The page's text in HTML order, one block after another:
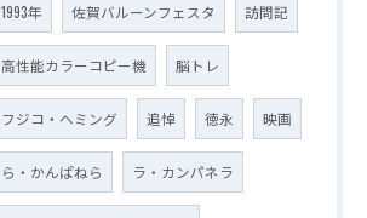
1993年 佐賀バルーンフェスタ 訪問記
高性能カラーコピー機 脳トレ
フジコ・ヘミング 追悼 徳永 映画
ら・かんぱねら ラ・カンパネラ